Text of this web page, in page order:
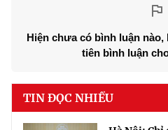
Hiện chưa có bình luận
tiên bình luận
TIN ĐỌC NHIỀU